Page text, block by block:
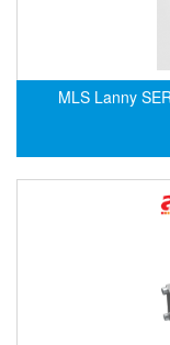
Elektrophysik
elesa-ganter
Elettrotek Kabel
ELMESS-
MLS Lanny